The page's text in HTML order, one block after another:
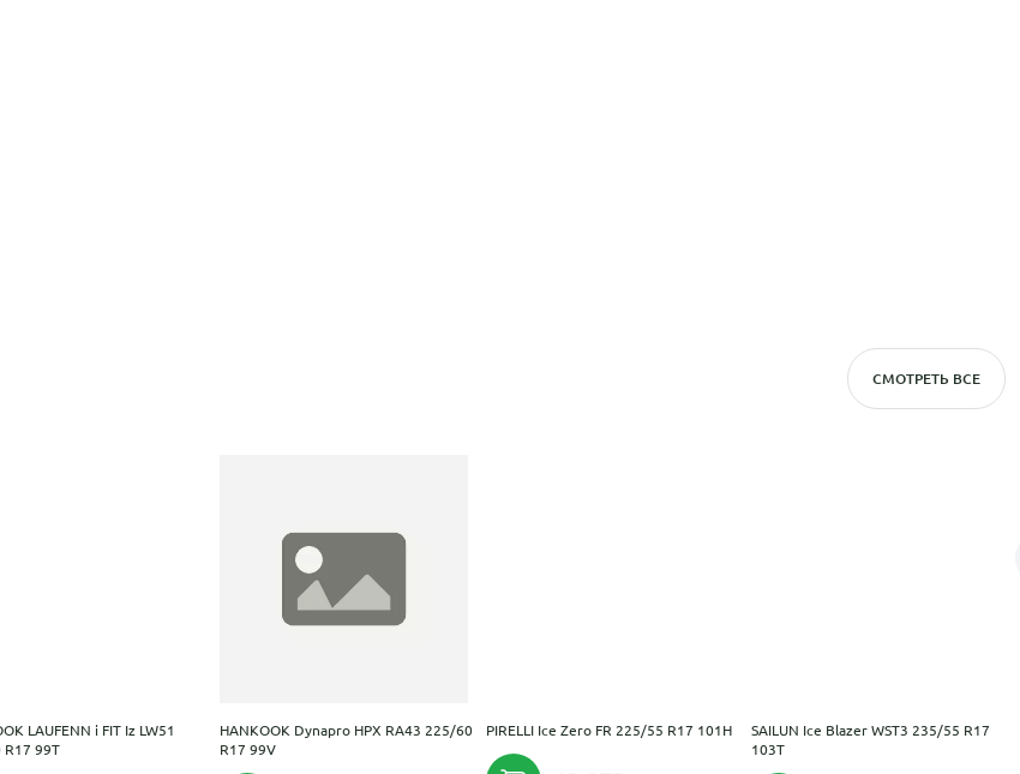
СМОТРЕТЬ ВСЕ
LAUFENN i FIT Iz LW51
99T
HANKOOK Dynapro HPX RA43 225/60
R17 99V
PIRELLI Ice Zero FR 225/55 R17 101H
SAILUN Ice Blazer WST3 235/55 R17
103T